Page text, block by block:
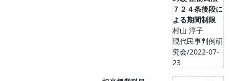
７２４条後段に
よる期間制限
村山 淳子
現代民事判例研
究会/2022-07-
23